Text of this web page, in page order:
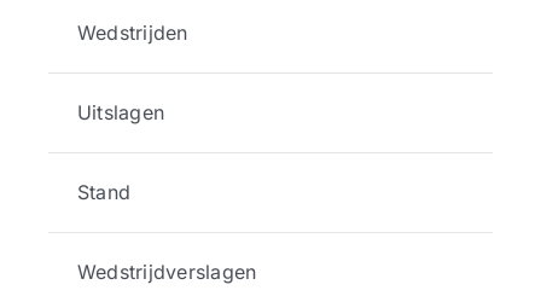
Wedstrijden
Uitslagen
Stand
Wedstrijdverslagen